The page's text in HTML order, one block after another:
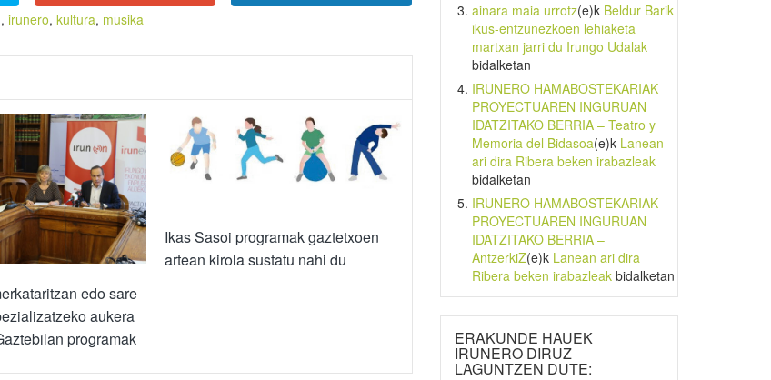
, irunero, kultura, musika
edo sare
aukera
programak
Ikas Sasoi programak gaztetxoen
artean kirola sustatu nahi du
ainara maia urrotz(e)k Beldur Barik
ikus-entzunezkoen lehiaketa
martxan jarri du Irungo Udalak
bidalketan
IRUNERO HAMABOSTEKARIAK
PROYECTUAREN INGURUAN
IDATZITAKO BERRIA – Teatro y
Memoria del Bidasoa(e)k Lanean
ari dira Ribera beken irabazleak
bidalketan
IRUNERO HAMABOSTEKARIAK
PROYECTUAREN INGURUAN
IDATZITAKO BERRIA –
AntzerkiZ(e)k Lanean ari dira
Ribera beken irabazleakbidalketan
ERAKUNDE HAUEK
IRUNERO DIRUZ
LAGUNTZEN DUTE: